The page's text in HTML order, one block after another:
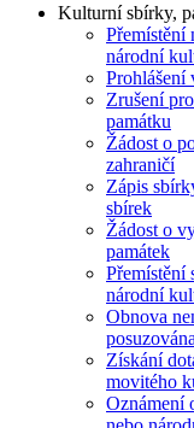
Kulturní sbírky,
Přemístění
národní
Prohlášení
Zrušení
památku
Žádost o
zahraničí
Zápis
sbírek
Žádost o
památek
Přemístění
národní
Obnova
Získání
movitého
Oznámení